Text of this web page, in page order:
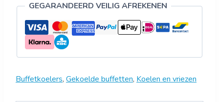
GEGARANDEERD VEILIG AFREKENEN
Buffetkoelers, Gekoelde buffetten, Koelen en vriezen